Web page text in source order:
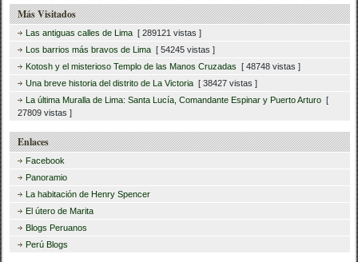
Más Visitados
Las antiguas calles de Lima [ 289121 vistas ]
Los barrios más bravos de Lima [ 54245 vistas ]
Kotosh y el misterioso Templo de las Manos Cruzadas [ 48748 vistas ]
Una breve historia del distrito de La Victoria [ 38427 vistas ]
La última Muralla de Lima: Santa Lucía, Comandante Espinar y Puerto Arturo [
27809 vistas ]
Enlaces
Facebook
Panoramio
La habitación de Henry Spencer
El útero de Marita
Blogs Peruanos
Perú Blogs